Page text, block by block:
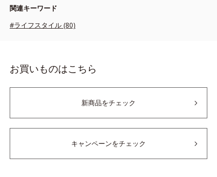
関連キーワード
#ライフスタイル (80)
お買いものはこちら
新商品をチェック
キャンペーンをチェック